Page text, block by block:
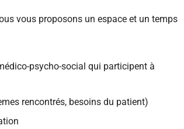
vous proposons un espace et un temps
psycho-social qui participent à
rencontrés, besoins du patient)